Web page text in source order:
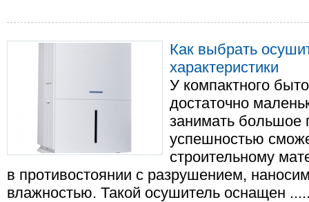
Как выбрать
характеристики
У компактного
достаточно
занимать большое
успешностью
строительному
в противостоянии с разрушением,
влажностью. Такой осушитель оснащен